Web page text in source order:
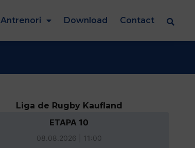
Antrenori Download Contact
Liga de Rugby Kaufland
ETAPA 10
08.08.2026 | 11:00